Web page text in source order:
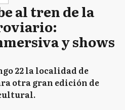
al tren de la
y shows
22 la localidad de
otra gran edición de